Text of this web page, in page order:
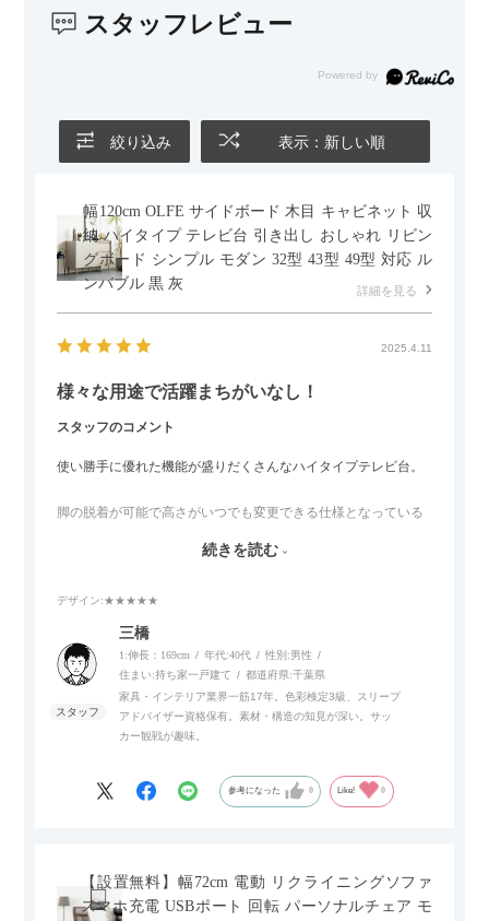
また、カウチのように足を伸ばしてくつろげるスタイルが理想
かせるため、普段はカウチとして使い、来客時には離してスツ
す。
スタッフレビュー
絞り込み 表示：新しい順
幅120cm OLFE サイドボード 木目 キャビネット 収
納 ハイタイプ テレビ台 引き出し おしゃれ リビン
グボード シンプル モダン 32型 43型 49型 対応 ル
ンバブル 黒 灰
詳細を見る
2025.4.11
様々な用途で活躍まちがいなし！
スタッフのコメント
使い勝手に優れた機能が盛りだくさんなハイタイプテレビ台。
脚の脱着が可能で高さがいつでも変更できる仕様となっている
また、補助テーブルとして使用可能なスライドテーブルや収納
内部にもプリンターなどが置けるスライド棚板がついているの
でテレビ台以外にもオフィスなどでの収納家具やリビングでの
サイドボードとして多目的な用途に対応しています。
また、扉は横方向へのスライド式となっているので開閉時のス
ペースを最小限に抑えられ、省スペースでご利用いただけるの
続きを読む
デザイン:★★★★★
三橋
1:伸長：169cm 年代:40代 性別:男性
住まい:持ち家一戸建て 都道府県:千葉県
家具・インテリア業界一筋17年。色彩検定3級、スリープ
アドバイザー資格保有。素材・構造の知見が深い。サッ
カー観戦が趣味。
参考になった 0 Like! 0
【設置無料】幅72cm 電動 リクライニングソファ
スマホ充電 USBポート 回転 パーソナルチェア モ